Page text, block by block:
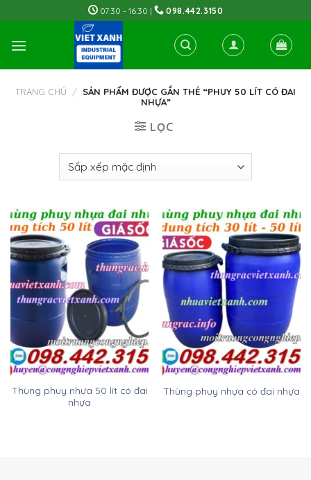
to
content
07:30 - 16:30 | 098.442.3150
TRANG CHỦ / SẢN PHẨM ĐƯỢC GẮN THẺ “PHUY 50 LÍT CÓ ĐAI
NHỰA”
LỌC
Thùng phuy nhựa 50 lít có đai
nhựa
Thùng phuy nhựa có đai nhựa